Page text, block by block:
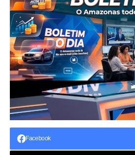
Facebook